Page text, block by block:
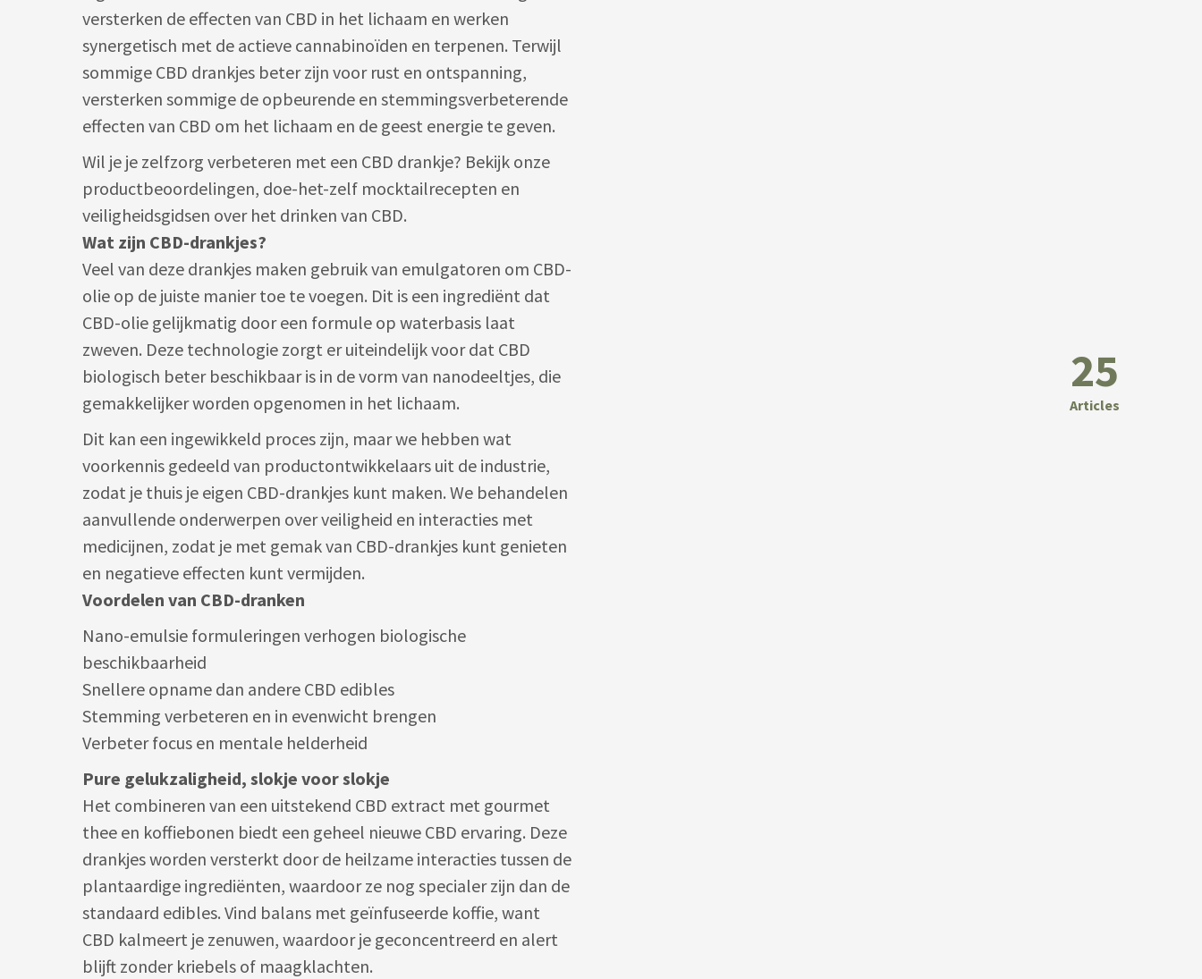
versterken de effecten van CBD in het lichaam en werken
synergetisch met de actieve cannabinoïden en terpenen. Terwijl
sommige CBD drankjes beter zijn voor rust en ontspanning,
versterken sommige de opbeurende en stemmingsverbeterende
effecten van CBD om het lichaam en de geest energie te geven.
Wil je je zelfzorg verbeteren met een CBD drankje? Bekijk onze
productbeoordelingen, doe-het-zelf mocktailrecepten en
veiligheidsgidsen over het drinken van CBD.
Wat zijn CBD-drankjes?
Veel van deze drankjes maken gebruik van emulgatoren om CBD-
olie op de juiste manier toe te voegen. Dit is een ingrediënt dat
CBD-olie gelijkmatig door een formule op waterbasis laat
zweven. Deze technologie zorgt er uiteindelijk voor dat CBD
biologisch beter beschikbaar is in de vorm van nanodeeltjes, die
gemakkelijker worden opgenomen in het lichaam.
Dit kan een ingewikkeld proces zijn, maar we hebben wat
voorkennis gedeeld van productontwikkelaars uit de industrie,
zodat je thuis je eigen CBD-drankjes kunt maken. We behandelen
aanvullende onderwerpen over veiligheid en interacties met
medicijnen, zodat je met gemak van CBD-drankjes kunt genieten
en negatieve effecten kunt vermijden.
Voordelen van CBD-dranken
Nano-emulsie formuleringen verhogen biologische
beschikbaarheid
Snellere opname dan andere CBD edibles
Stemming verbeteren en in evenwicht brengen
Verbeter focus en mentale helderheid
Pure gelukzaligheid, slokje voor slokje
Het combineren van een uitstekend CBD extract met gourmet
thee en koffiebonen biedt een geheel nieuwe CBD ervaring. Deze
drankjes worden versterkt door de heilzame interacties tussen de
plantaardige ingrediënten, waardoor ze nog specialer zijn dan de
standaard edibles. Vind balans met geïnfuseerde koffie, want
CBD kalmeert je zenuwen, waardoor je geconcentreerd en alert
blijft zonder kriebels of maagklachten.
25
Articles